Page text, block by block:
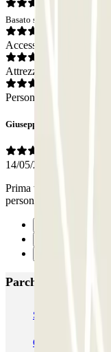
Basato su 1 opinioni
Accesso
Attrezzatura
Personale
Giuseppe
14/05/2026
Prima volta che utilizzo
personale e competenza
Parcheggi più
SABA Aeroporto
QUICK -